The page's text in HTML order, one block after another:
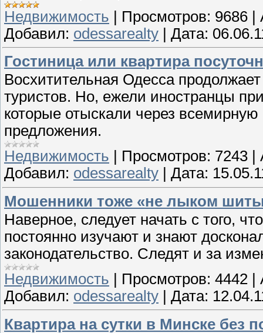
Недвижимость | Просмотров: 9686 |
Добавил: odessarealty | Дата:
Гостиница или квартира
Восхитительная Одесса
туристов. Но, ежели иностранцы
которые отыскали через
предложения.
Недвижимость
Просмотров: 7243
Добавил: odessarealty Дата:
Мошенники тоже «не лыком
Наверное, следует начать с того,
постоянно изучают и знают
законодательство. Следят и за
Недвижимость
Просмотров: 4442
Добавил: odessarealty Дата:
Квартира на сутки в Минске без